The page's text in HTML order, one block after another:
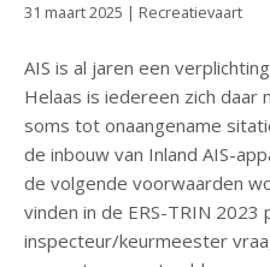
31 maart 2025 | Recreatievaart
AIS is al jaren een
Helaas is iedereen zich daar
soms tot onaangename
de inbouw van Inland AIS-
de volgende voorwaarden
vinden in de ERS-TRIN
inspecteur/keurmeester